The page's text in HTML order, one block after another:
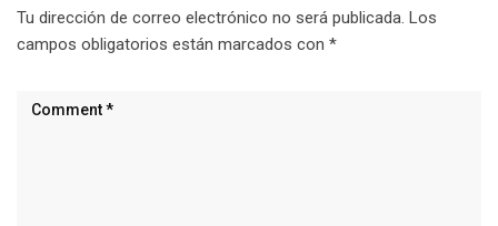
Tu dirección de correo electrónico no será publicada. Los
campos obligatorios están marcados con *